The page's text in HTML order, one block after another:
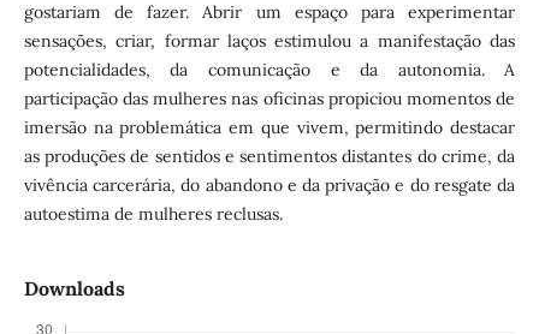
gostariam de fazer. Abrir um espaço para experimentar
sensações, criar, formar laços estimulou a manifestação das
potencialidades, da comunicação e da autonomia. A
participação das mulheres nas oficinas propiciou momentos de
imersão na problemática em que vivem, permitindo destacar
as produções de sentidos e sentimentos distantes do crime, da
vivência carcerária, do abandono e da privação e do resgate da
autoestima de mulheres reclusas.
Downloads